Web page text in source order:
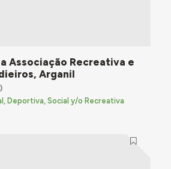
Associação Recreativa e
Arganil
Deportiva, Social y/o Recreativa